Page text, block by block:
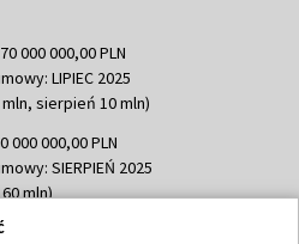
000 000,00 PLN
LIPIEC 2025
sierpień 10 mln)
000 000,00 PLN
SIERPIEŃ 2025
mln)
783 051,21 PLN